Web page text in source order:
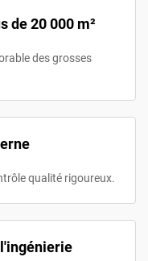
de 20 000 m²
des grosses
qualité rigoureux.